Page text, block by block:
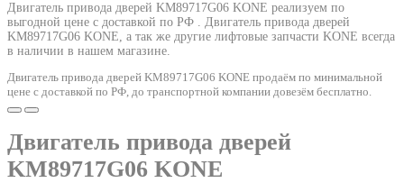
Двигатель привода дверей KM89717G06 KONE реализуем по
выгодной цене с доставкой по РФ . Двигатель привода дверей
KM89717G06 KONE, а так же другие лифтовые запчасти KONE всегда
в наличии в нашем магазине.
Двигатель привода дверей KM89717G06 KONE продаём по минимальной
цене с доставкой по РФ, до транспортной компании довезём бесплатно.
Двигатель привода дверей
KM89717G06 KONE